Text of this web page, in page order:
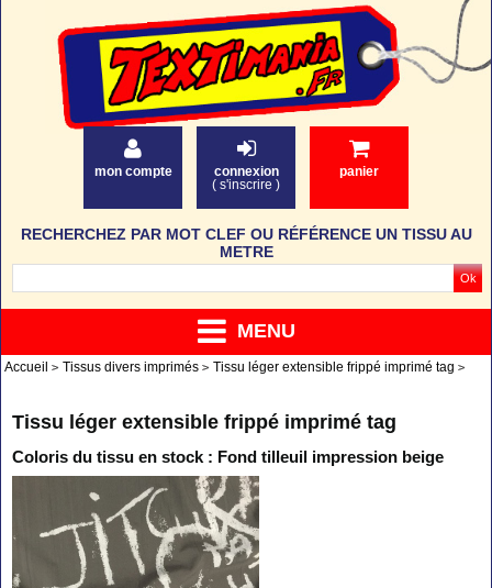
mon compte
connexion
( s'inscrire )
panier
MENU
RECHERCHEZ PAR MOT CLEF OU RÉFÉRENCE UN TISSU AU
METRE
Accueil Tissus divers imprimés Tissu léger extensible frippé imprimé tag
Tissu léger extensible frippé imprimé tag
Coloris du tissu en stock : Fond tilleuil impression beige